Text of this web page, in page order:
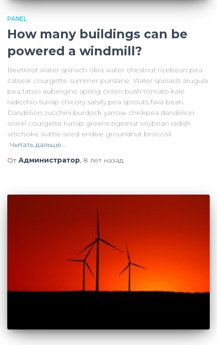
PANEL
How many buildings can be
powered a windmill?
Beetroot water spinach okra water chestnut ricebean pea
catsear courgette summer purslane. Water spinach arugula
pea tatsoi aubergine spring onion bush tomato kale
radicchio turnip chicory salsify pea sprouts fava bean.
Dandelion zucchini burdock yarrow chickpea dandelion
sorrel courgette turnip greens tigernut soybean radish
artichoke wattle seed endive groundnut broccoli
Читать дальше…
От Администратор, 8 лет назад